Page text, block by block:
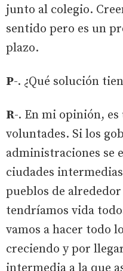
junto al colegio.
sentido pero es un
plazo.
P-. ¿Qué solución
R-. En mi opinión,
voluntades. Si los
administraciones se
ciudades
pueblos de
tendríamos vida
vamos a hacer todo
creciendo y por